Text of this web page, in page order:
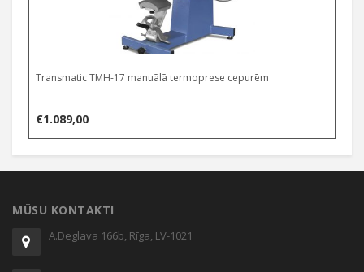
Transmatic TMH-17 manuālā termoprese cepurēm
€1.089,00
MŪSU KONTAKTI
A.Deglava 166b, Rīga, LV-1021